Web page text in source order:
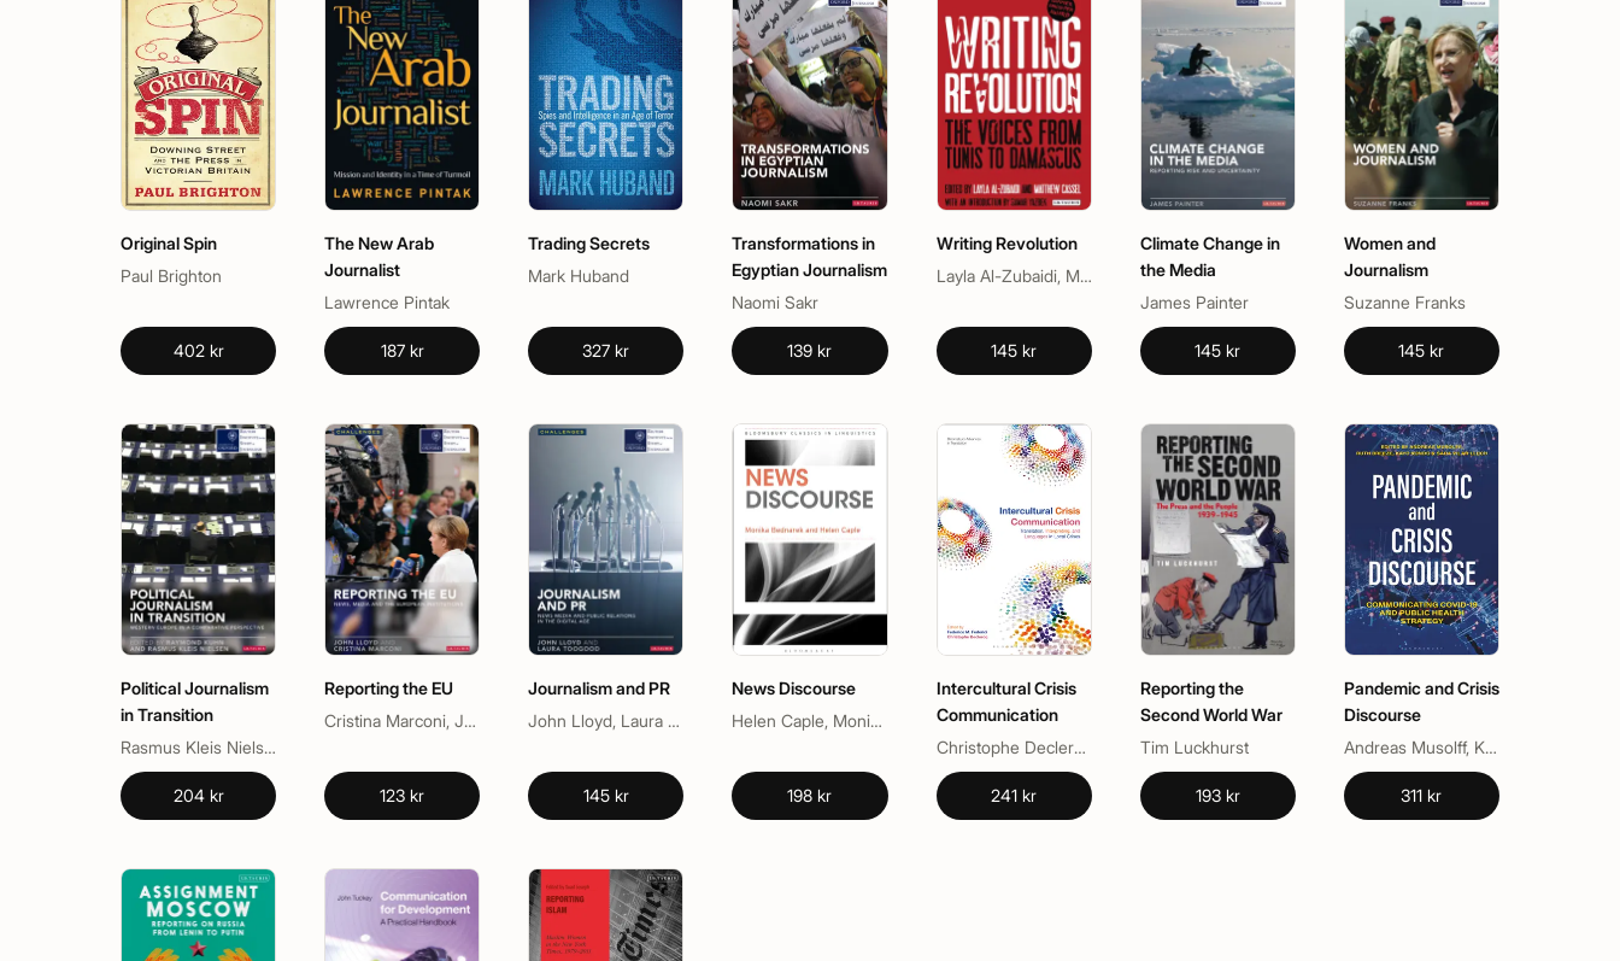
Original Spin
Paul Brighton
402 kr
The New Arab
Journalist
Lawrence Pintak
187 kr
Trading Secrets
Mark Huband
327 kr
Transformations in
Egyptian Journalism
Naomi Sakr
139 kr
Writing Revolution
Layla Al-Zubaidi, Matthew Cassel
145 kr
Climate Change in
the Media
James Painter
145 kr
Women and
Journalism
Suzanne Franks
145 kr
Political Journalism
in Transition
Rasmus Kleis Nielsen, Raymond Kuhn
204 kr
Reporting the EU
Cristina Marconi, John Lloyd
123 kr
Journalism and PR
John Lloyd, Laura Toogood
145 kr
News Discourse
Helen Caple, Monika Bednarek
198 kr
Intercultural Crisis
Communication
Christophe Declercq, Federico M. Federici
241 kr
Reporting the
Second World War
Tim Luckhurst
193 kr
Pandemic and Crisis
Discourse
Andreas Musolff, Kayo Kondo, Ruth Breeze, Sara Vilar-Lluch
311 kr